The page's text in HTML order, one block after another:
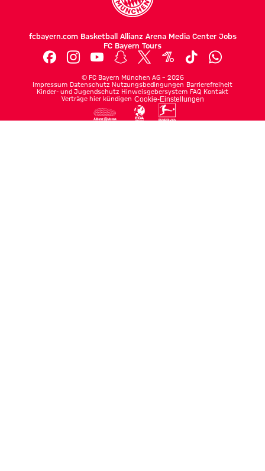
fcbayern.com Basketball Allianz Arena Media Center Jobs
FC Bayern Tours
© FC Bayern München AG – 2026
Impressum Datenschutz Nutzungsbedingungen Barrierefreiheit
Kinder- und Jugendschutz Hinweisgebersystem FAQ Kontakt
Verträge hier kündigen Cookie-Einstellungen